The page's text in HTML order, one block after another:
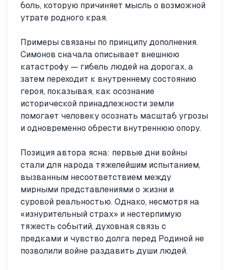
боль, которую причиняет мысль о возможной
утрате родного края.
Примеры связаны по принципу дополнения.
Симонов сначала описывает внешнюю
катастрофу — гибель людей на дорогах, а
затем переходит к внутреннему состоянию
героя, показывая, как осознание
исторической принадлежности земли
помогает человеку осознать масштаб угрозы
и одновременно обрести внутреннюю опору.
Позиция автора ясна: первые дни войны
стали для народа тяжелейшим испытанием,
вызванным несоответствием между
мирными представлениями о жизни и
суровой реальностью. Однако, несмотря на
«изнурительный страх» и нестерпимую
тяжесть событий, духовная связь с
предками и чувство долга перед Родиной не
позволили войне раздавить души людей.